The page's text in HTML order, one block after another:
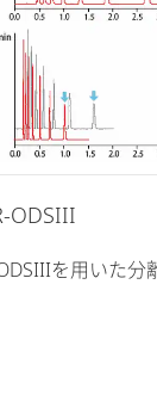
ODSIII
を用いた分